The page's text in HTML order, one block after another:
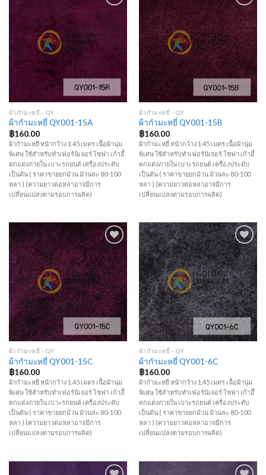
Add to
Wishlist
ผ้ากำมะหยี่ - QY
ผ้ากำมะหยี่ QY001-15A
฿160.00
ผ้ากำมะหยี่ หน้ากว้าง 1.45 เมตร เนื้อผ้านุ่ม
พิเศษ ใช้สำหรับทำเฟอร์นิเจอร์ โซฟา เก้าอี้
ตกแต่งภายใน เบาะรถยนต์ เครื่องประดับ
เป็นต้น ( ราคาขายยกม้วน ม้วนละ 80-100
หลา ) (ความยาวต่อหลาอาจมีการ
เปลี่ยนแปลงตามรอบการผลิต)
Add to
Wishlist
ผ้ากำมะหยี่ - QY
ผ้ากำมะหยี่ QY001-15B
฿160.00
ผ้ากำมะหยี่ หน้ากว้าง 1.45 เมตร เนื้อผ้านุ่ม
พิเศษ ใช้สำหรับทำเฟอร์นิเจอร์ โซฟา เก้าอี้
ตกแต่งภายใน เบาะรถยนต์ เครื่องประดับ
เป็นต้น ( ราคาขายยกม้วน ม้วนละ 80-100
หลา ) (ความยาวต่อหลาอาจมีการ
เปลี่ยนแปลงตามรอบการผลิต)
Add to
Wishlist
ผ้ากำมะหยี่ - QY
ผ้ากำมะหยี่ QY001-15C
฿160.00
ผ้ากำมะหยี่ หน้ากว้าง 1.45 เมตร เนื้อผ้านุ่ม
พิเศษ ใช้สำหรับทำเฟอร์นิเจอร์ โซฟา เก้าอี้
ตกแต่งภายใน เบาะรถยนต์ เครื่องประดับ
เป็นต้น ( ราคาขายยกม้วน ม้วนละ 80-100
หลา ) (ความยาวต่อหลาอาจมีการ
เปลี่ยนแปลงตามรอบการผลิต)
Add to
Wishlist
ผ้ากำมะหยี่ - QY
ผ้ากำมะหยี่ QY001-6C
฿160.00
ผ้ากำมะหยี่ หน้ากว้าง 1.45 เมตร เนื้อผ้านุ่ม
พิเศษ ใช้สำหรับทำเฟอร์นิเจอร์ โซฟา เก้าอี้
ตกแต่งภายใน เบาะรถยนต์ เครื่องประดับ
เป็นต้น ( ราคาขายยกม้วน ม้วนละ 80-100
หลา ) (ความยาวต่อหลาอาจมีการ
เปลี่ยนแปลงตามรอบการผลิต)